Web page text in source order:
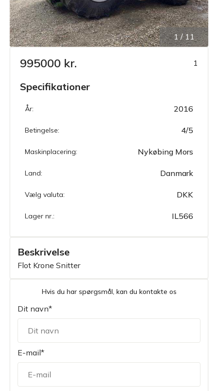
1/11
995000 kr. 1
Specifikationer
År: 2016
Betingelse: 4/5
Maskinplacering: Nykøbing Mors
Land: Danmark
Vælg valuta: DKK
Lager nr.: IL566
Beskrivelse
Flot Krone Snitter
Hvis du har spørgsmål, kan du kontakte os
Dit navn*
E-mail*